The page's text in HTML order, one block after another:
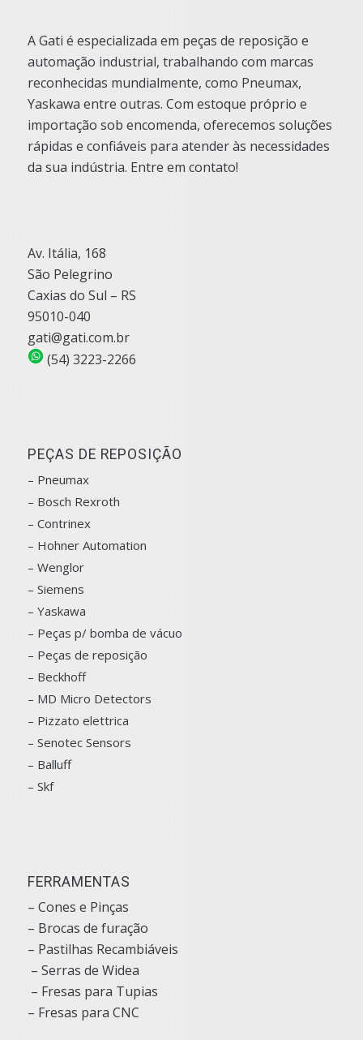
A Gati é especializada em peças de reposição e
automação industrial, trabalhando com marcas
reconhecidas mundialmente, como Pneumax,
Yaskawa entre outras. Com estoque próprio e
importação sob encomenda, oferecemos soluções
rápidas e confiáveis para atender às necessidades
da sua indústria. Entre em contato!
Av. Itália, 168
São Pelegrino
Caxias do Sul – RS
95010-040
gati@gati.com.br
(54) 3223-2266
PEÇAS DE REPOSIÇÃO
– Pneumax
– Bosch Rexroth
– Contrinex
– Hohner Automation
– Wenglor
– Siemens
– Yaskawa
– Peças p/ bomba de vácuo
– Peças de reposição
– Beckhoff
– MD Micro Detectors
– Pizzato elettrica
– Senotec Sensors
– Balluff
– Skf
FERRAMENTAS
– Cones e Pinças
– Brocas de furação
– Pastilhas Recambiáveis
– Serras de Widea
– Fresas para Tupias
– Fresas para CNC